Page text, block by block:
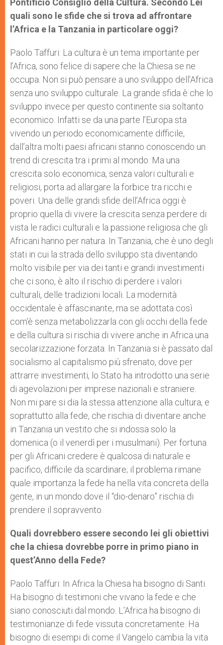
Pontificio Consiglio della Cultura. Secondo Lei
quali sono le sfide che si trova ad affrontare
l’Africa e la Tanzania in particolare oggi?
Paolo Taffuri: La cultura è un tema importante per
l’Africa, sono felice di sapere che la Chiesa se ne
occupa. Non si può pensare a uno sviluppo dell’Africa
senza uno sviluppo culturale. La grande sfida è che lo
sviluppo invece per questo continente sia soltanto
economico. Infatti se da una parte l’Europa sta
vivendo un periodo economicamente difficile,
dall’altra molti paesi africani stanno conoscendo un
trend di crescita tra i primi al mondo. Ma una
crescita solo economica, senza valori culturali e
religiosi, porta ad allargare la forbice tra ricchi e
poveri. Una delle grandi sfide dell’Africa oggi è
proprio quella di vivere la crescita senza perdere di
vista le radici culturali e la passione religiosa che gli
Africani hanno per natura. In Tanzania, che è uno degli
stati in cui la strada dello sviluppo sta diventando
molto visibile per via dei tanti e grandi investimenti
che ci sono, è alto il rischio di perdere i valori
culturali, delle tradizioni locali. La modernità
occidentale è affascinante, ma se adottata così
com’è senza metabolizzarla con gli occhi della fede
e della cultura si rischia di vivere anche in Africa una
secolarizzazione forzata. In Tanzania si è passato dal
socialismo al capitalismo più sfrenato, dove per
attrarre investimenti, lo Stato ha introdotto una serie
di agevolazioni per imprese nazionali e straniere.
Non mi pare si dia la stessa attenzione alla cultura, e
soprattutto alla fede, che rischia di diventare anche
in Tanzania un vestito che si indossa solo la
domenica (o il venerdì per i musulmani). Per fortuna
per gli Africani credere è qualcosa di naturale e
pacifico, difficile da scardinare; il problema rimane
quale importanza la fede ha nella vita concreta della
gente, in un mondo dove il “dio-denaro” rischia di
prendere il sopravvento.
Quali dovrebbero essere secondo lei gli obiettivi
che la chiesa dovrebbe porre in primo piano in
quest’Anno della Fede?
Paolo Taffuri: In Africa la Chiesa ha bisogno di Santi.
Ha bisogno di testimoni che vivano la fede e che
siano conosciuti dal mondo. L’Africa ha bisogno di
testimonianze di fede vissuta concretamente. Ha
bisogno di esempi di come il Vangelo cambia la vita